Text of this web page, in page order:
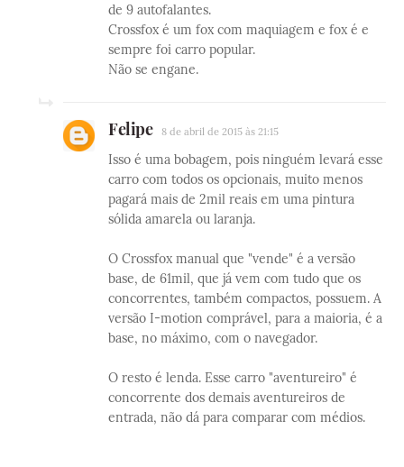
de 9 autofalantes.
Crossfox é um fox com maquiagem e fox é e
sempre foi carro popular.
Não se engane.
Felipe 8 de abril de 2015 às 21:15
Isso é uma bobagem, pois ninguém levará esse
carro com todos os opcionais, muito menos
pagará mais de 2mil reais em uma pintura
sólida amarela ou laranja.
O Crossfox manual que "vende" é a versão
base, de 61mil, que já vem com tudo que os
concorrentes, também compactos, possuem. A
versão I-motion comprável, para a maioria, é a
base, no máximo, com o navegador.
O resto é lenda. Esse carro "aventureiro" é
concorrente dos demais aventureiros de
entrada, não dá para comparar com médios.